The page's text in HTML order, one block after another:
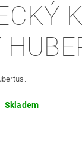
Skladem